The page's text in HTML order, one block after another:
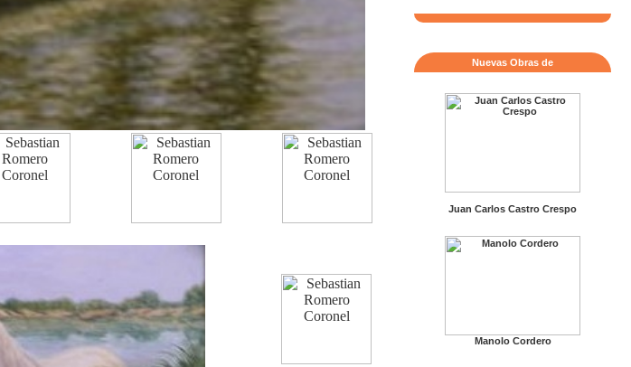
Nuevas Obras de
Juan Carlos Castro Crespo
Manolo Cordero